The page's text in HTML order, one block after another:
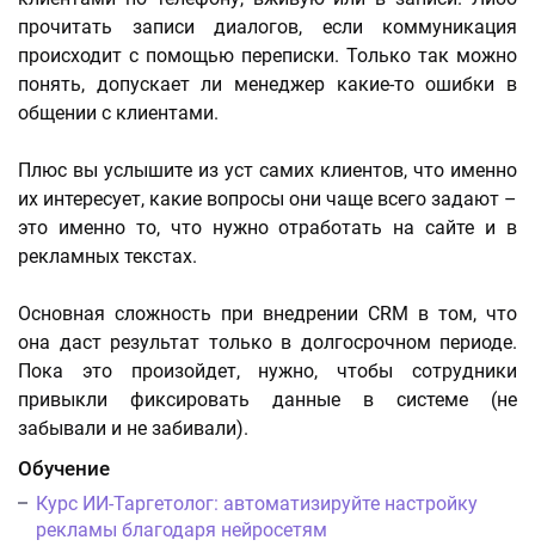
прочитать записи диалогов, если коммуникация
происходит с помощью переписки. Только так можно
понять, допускает ли менеджер какие-то ошибки в
общении с клиентами.
Плюс вы услышите из уст самих клиентов, что именно
их интересует, какие вопросы они чаще всего задают –
это именно то, что нужно отработать на сайте и в
рекламных текстах.
Основная сложность при внедрении CRM в том, что
она даст результат только в долгосрочном периоде.
Пока это произойдет, нужно, чтобы сотрудники
привыкли фиксировать данные в системе (не
забывали и не забивали).
Обучение
Курс ИИ-Таргетолог: автоматизируйте настройку
рекламы благодаря нейросетям